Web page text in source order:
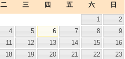
二 三 四 五 六 日
1
2
4 5 6 7 8
9
11 12 13 14 15
16
18 19 20 21 22
23